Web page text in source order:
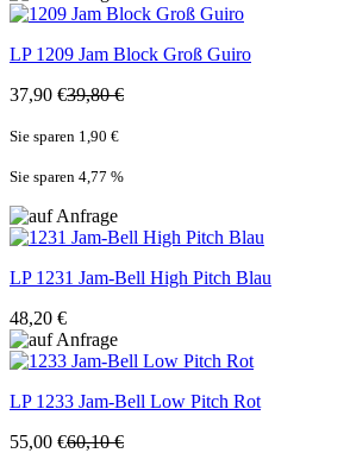
LP1209 Jam Block Groß Guiro
37,90 €39,80 €
Sie sparen 1,90 €
Sie sparen 4,77 %
LP1231 Jam-Bell High Pitch Blau
48,20 €
LP1233 Jam-Bell Low Pitch Rot
55,00 €60,10 €